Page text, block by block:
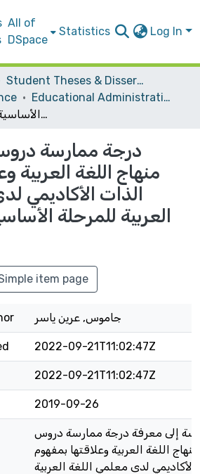
All of
DSpace
Statistics Log In
Student Theses & Dissertations
Educational Administration
درجة ممارسة دروس الاستماع في منهاج اللغة العربية وعلاقتها بمفهوم الذات الأكاديمي لدى معلمي اللغة العربية للمرحلة الأساسية في محافظة نابلس
درجة ممارسة
منهاج اللغة العربية
الذات الأكاديمي
العربية للمرحلة
item page
جاموس, عرين ياسر
2022-09-21T11:02:47Z
2022-09-21T11:02:47Z
2019-09-26
إلى معرفة درجة ممارسة دروس
اللغة العربية وعلاقتها بمفهوم
الأكاديمي لدى معلمي اللغة العربية